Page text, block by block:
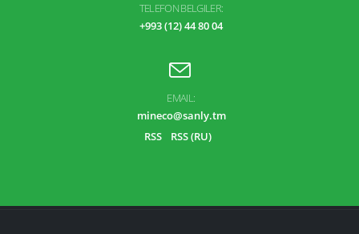
TELEFON BELGILER:
+993 (12) 44 80 04
EMAIL:
mineco@sanly.tm
RSS
RSS (RU)